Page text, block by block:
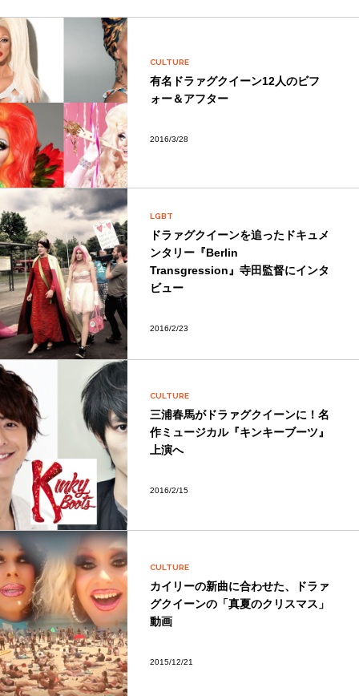
CULTURE
有名ドラァグクイーン12人のビフ
ォー＆アフター
2016/3/28
LGBT
ドラァグクイーンを追ったドキュメ
ンタリー『Berlin
Transgression』寺田監督にインタ
ビュー
2016/2/23
CULTURE
三浦春馬がドラァグクイーンに！名
作ミュージカル『キンキーブーツ』
上演へ
2016/2/15
CULTURE
カイリーの新曲に合わせた、ドラァ
グクイーンの「真夏のクリスマス」
動画
2015/12/21